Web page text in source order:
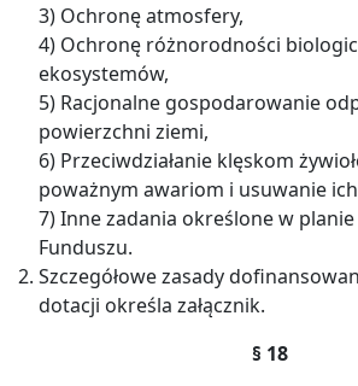
3) Ochronę atmosfery,
4) Ochronę różnorodności
ekosystemów,
5) Racjonalne gospodarowanie
powierzchni ziemi,
6) Przeciwdziałanie klęskom
poważnym awariom i usuwanie
7) Inne zadania określone w planie
Funduszu.
Szczegółowe zasady
dotacji określa załącznik.
§ 18